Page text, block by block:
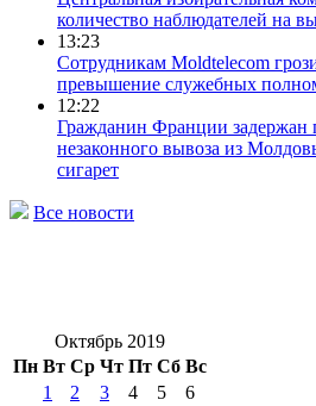
количество наблюдателей на
13:23
Сотрудникам Moldtelecom
превышение служебных
12:22
Гражданин Франции задержан
незаконного вывоза из
сигарет
Все новости
Октябрь 2019
Пн Вт Ср Чт Пт Сб Вс
1 2 3 4 5
6